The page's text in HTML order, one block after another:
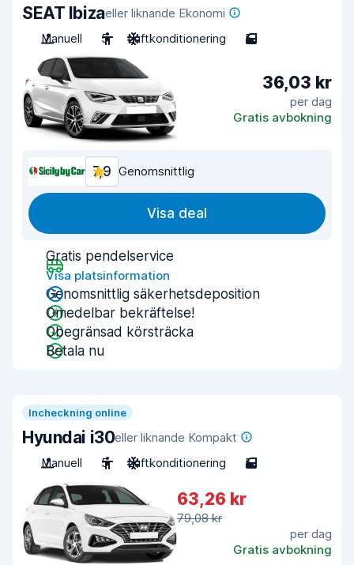
SEAT Ibizaeller liknande Ekonomi
Manuell
5 Luftkonditionering 5
36,03 kr
per dag
Gratis avbokning
7,9 Genomsnittlig
Visa deal
Gratis pendelservice
Visa platsinformation
Genomsnittlig säkerhetsdeposition
Omedelbar bekräftelse!
Obegränsad körsträcka
Betala nu
Incheckning online
Hyundai i30eller liknande Kompakt
Manuell
5 Luftkonditionering 5
63,26 kr
79,08 kr
per dag
Gratis avbokning